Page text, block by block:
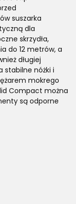
suszarka
dla
skrzydła,
do 12 metrów, a
długiej
stabilne nóżki i
mokrego
Compact można
są odporne